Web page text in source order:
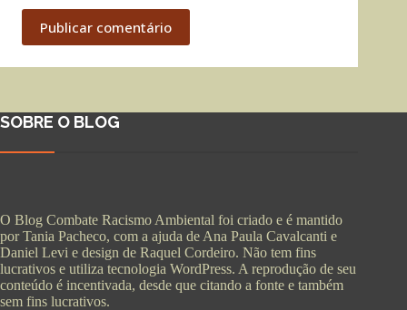
Publicar comentário
SOBRE O BLOG
O Blog Combate Racismo Ambiental foi criado e é mantido
por Tania Pacheco, com a ajuda de Ana Paula Cavalcanti e
Daniel Levi e design de Raquel Cordeiro. Não tem fins
lucrativos e utiliza tecnologia WordPress. A reprodução de seu
conteúdo é incentivada, desde que citando a fonte e também
sem fins lucrativos.